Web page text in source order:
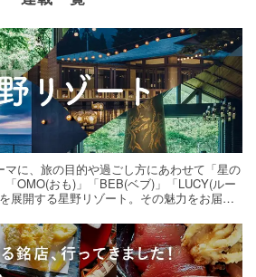
マに、旅の目的や過ごし方にあわせて「星の
OMO(おも)」「BEB(ベブ)」「LUCY(ルー
展開する星野リゾート。その魅力をお届け